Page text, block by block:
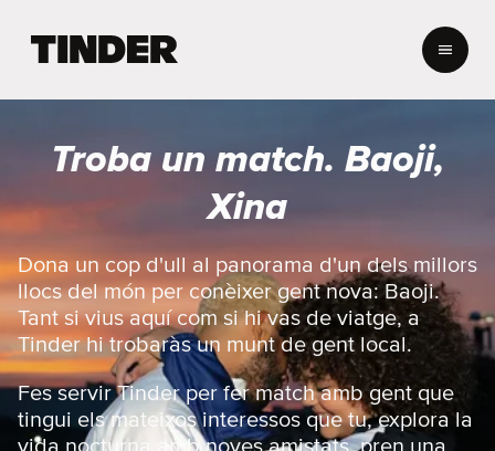
r
c
i
Troba un match. Baoji,
Xina
Dona un cop d'ull al panorama d'un dels millors
llocs del món per conèixer gent nova: Baoji.
Tant si vius aquí com si hi vas de viatge, a
Tinder hi trobaràs un munt de gent local.
Fes servir Tinder per fer match amb gent que
tingui els mateixos interessos que tu, explora la
vida nocturna amb noves amistats, pren una